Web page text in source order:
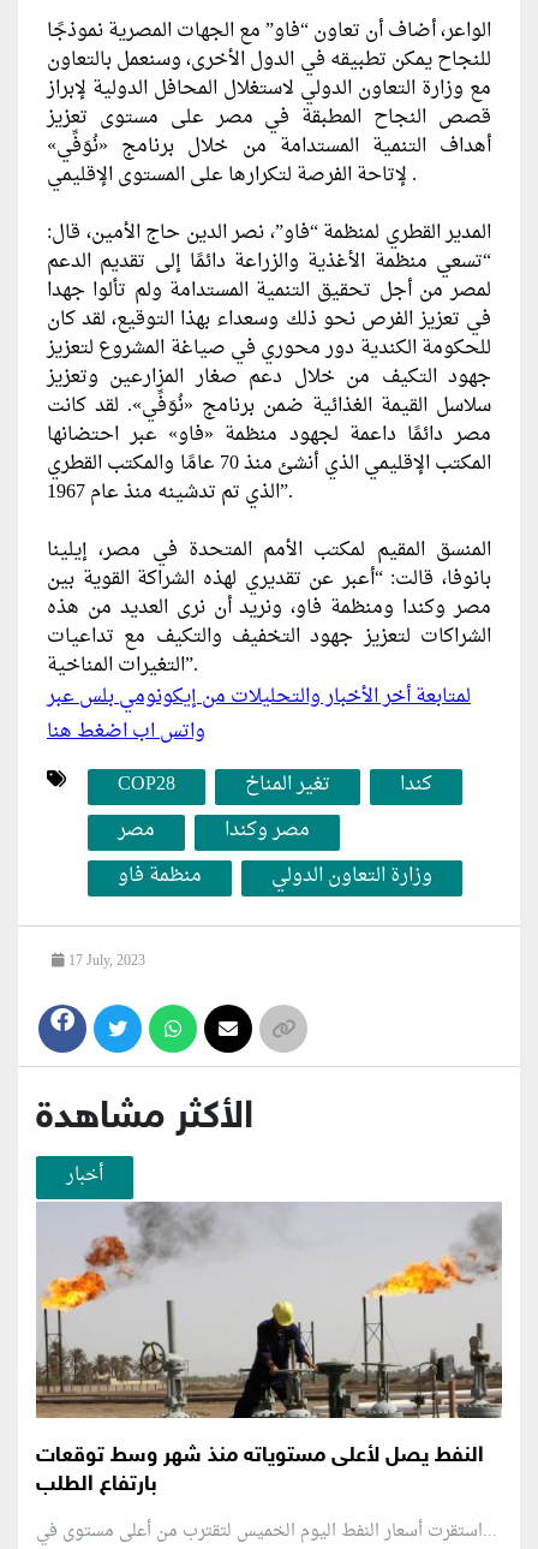
الواعر، أضاف أن تعاون “فاو” مع الجهات المصرية نموذجًا
للنجاح يمكن تطبيقه في الدول الأخرى، وسنعمل بالتعاون
مع وزارة التعاون الدولي لاستغلال المحافل الدولية لإبراز
قصص النجاح المطبقة في مصر على مستوى تعزيز
أهداف التنمية المستدامة من خلال برنامج «نُوَفِّي»
لإتاحة الفرصة لتكرارها على المستوى الإقليمي .
المدير القطري لمنظمة “فاو”، نصر الدين حاج الأمين، قال:
“تسعي منظمة الأغذية والزراعة دائمًا إلى تقديم الدعم
لمصر من أجل تحقيق التنمية المستدامة ولم تألوا جهدا
في تعزيز الفرص نحو ذلك وسعداء بهذا التوقيع، لقد كان
للحكومة الكندية دور محوري في صياغة المشروع لتعزيز
جهود التكيف من خلال دعم صغار المزارعين وتعزيز
سلاسل القيمة الغذائية ضمن برنامج «نُوَفِّي». لقد كانت
مصر دائمًا داعمة لجهود منظمة «فاو» عبر احتضانها
المكتب الإقليمي الذي أنشئ منذ 70 عامًا والمكتب القطري
الذي تم تدشينه منذ عام 1967”.
المنسق المقيم لمكتب الأمم المتحدة في مصر، إيلينا
بانوفا، قالت: “أعبر عن تقديري لهذه الشراكة القوية بين
مصر وكندا ومنظمة فاو، ونريد أن نرى العديد من هذه
الشراكات لتعزيز جهود التخفيف والتكيف مع تداعيات
التغيرات المناخية”.
لمتابعة أخر الأخبار والتحليلات من إيكونومي بلس عبر
واتس اب اضغط هنا
COP28
تغير المناخ
كندا
مصر
مصر وكندا
منظمة فاو
وزارة التعاون الدولي
17 July, 2023
الأكثر مشاهدة
أخبار
النفط يصل لأعلى مستوياته منذ شهر وسط توقعات
بارتفاع الطلب
استقرت أسعار النفط اليوم الخميس لتقترب من أعلى مستوى في...